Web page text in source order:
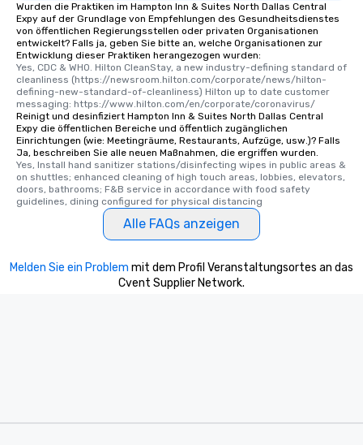
Wurden die Praktiken im Hampton Inn & Suites North Dallas Central
Expy auf der Grundlage von Empfehlungen des Gesundheitsdienstes
von öffentlichen Regierungsstellen oder privaten Organisationen
entwickelt? Falls ja, geben Sie bitte an, welche Organisationen zur
Entwicklung dieser Praktiken herangezogen wurden:
Yes, CDC & WHO. Hilton CleanStay, a new industry-defining standard of
cleanliness (https://newsroom.hilton.com/corporate/news/hilton-
defining-new-standard-of-cleanliness) Hilton up to date customer
messaging: https://www.hilton.com/en/corporate/coronavirus/
Reinigt und desinfiziert Hampton Inn & Suites North Dallas Central
Expy die öffentlichen Bereiche und öffentlich zugänglichen
Einrichtungen (wie: Meetingräume, Restaurants, Aufzüge, usw.)? Falls
Ja, beschreiben Sie alle neuen Maßnahmen, die ergriffen wurden.
Yes, Install hand sanitizer stations/disinfecting wipes in public areas &
on shuttles; enhanced cleaning of high touch areas, lobbies, elevators,
doors, bathrooms; F&B service in accordance with food safety
guidelines, dining configured for physical distancing
Alle FAQs anzeigen
Melden Sie ein Problem mit dem Profil Veranstaltungsortes an das
Cvent Supplier Network.